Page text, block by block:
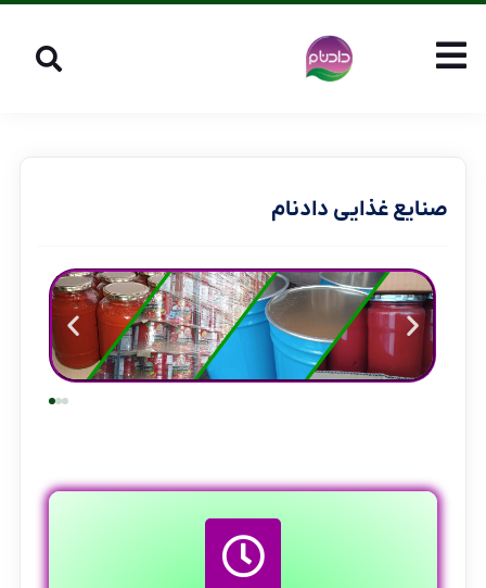
صنایع غذایی دادنام